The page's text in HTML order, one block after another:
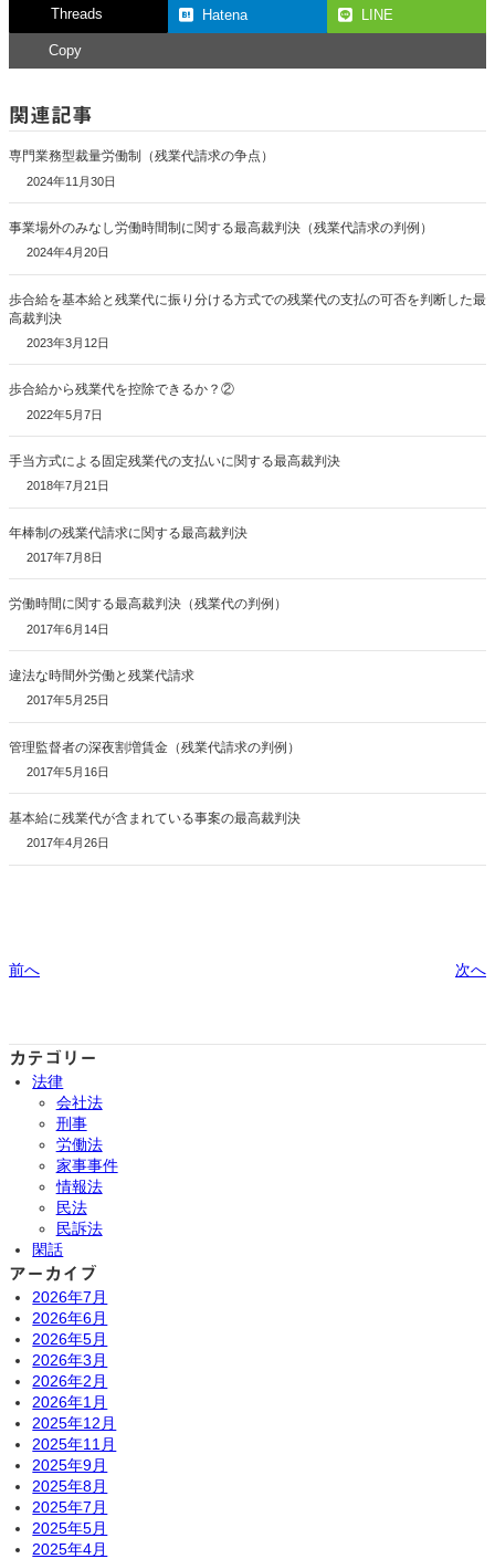
Threads Hatena LINE
Copy
関連記事
専門業務型裁量労働制（残業代請求の争点）
2024年11月30日
事業場外のみなし労働時間制に関する最高裁判決（残業代請求の判例）
2024年4月20日
歩合給を基本給と残業代に振り分ける方式での残業代の支払の可否を判断した最
高裁判決
2023年3月12日
歩合給から残業代を控除できるか？②
2022年5月7日
手当方式による固定残業代の支払いに関する最高裁判決
2018年7月21日
年棒制の残業代請求に関する最高裁判決
2017年7月8日
労働時間に関する最高裁判決（残業代の判例）
2017年6月14日
違法な時間外労働と残業代請求
2017年5月25日
管理監督者の深夜割増賃金（残業代請求の判例）
2017年5月16日
基本給に残業代が含まれている事案の最高裁判決
2017年4月26日
前へ 次へ
カテゴリー
法律
会社法
刑事
労働法
家事事件
情報法
民法
民訴法
閑話
アーカイブ
2026年7月
2026年6月
2026年5月
2026年3月
2026年2月
2026年1月
2025年12月
2025年11月
2025年9月
2025年8月
2025年7月
2025年5月
2025年4月